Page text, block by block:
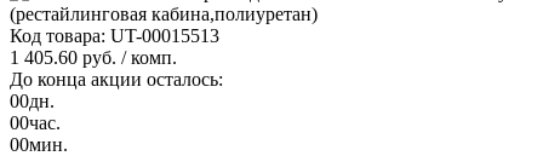
Код товара: UT-00015513
1 405.60 руб. / комп.
До конца акции осталось:
00дн.
00час.
00мин.